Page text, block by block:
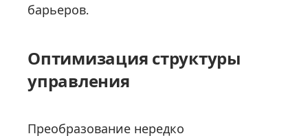
барьеров.
Оптимизация структуры
управления
Преобразование нередко